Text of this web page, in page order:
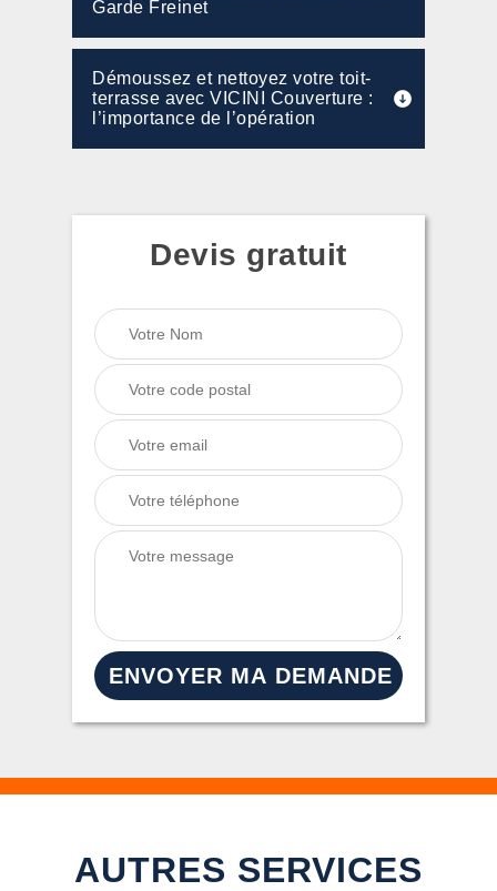
Garde Freinet
Démoussez et nettoyez votre toit-
terrasse avec VICINI Couverture :
l’importance de l’opération
Devis gratuit
AUTRES SERVICES